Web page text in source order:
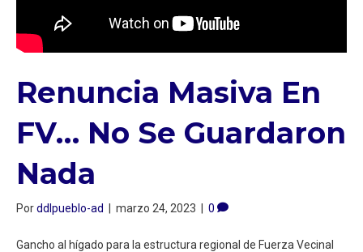
Renuncia Masiva En
FV… No Se Guardaron
Nada
Porddlpueblo-ad marzo 24, 2023 0
Gancho al hígado para la estructura regional de Fuerza Vecinal